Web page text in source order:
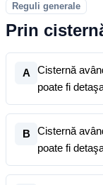
Reguli generale
Prin
A
Cisternă
poate fi
B
Cisternă
poate fi